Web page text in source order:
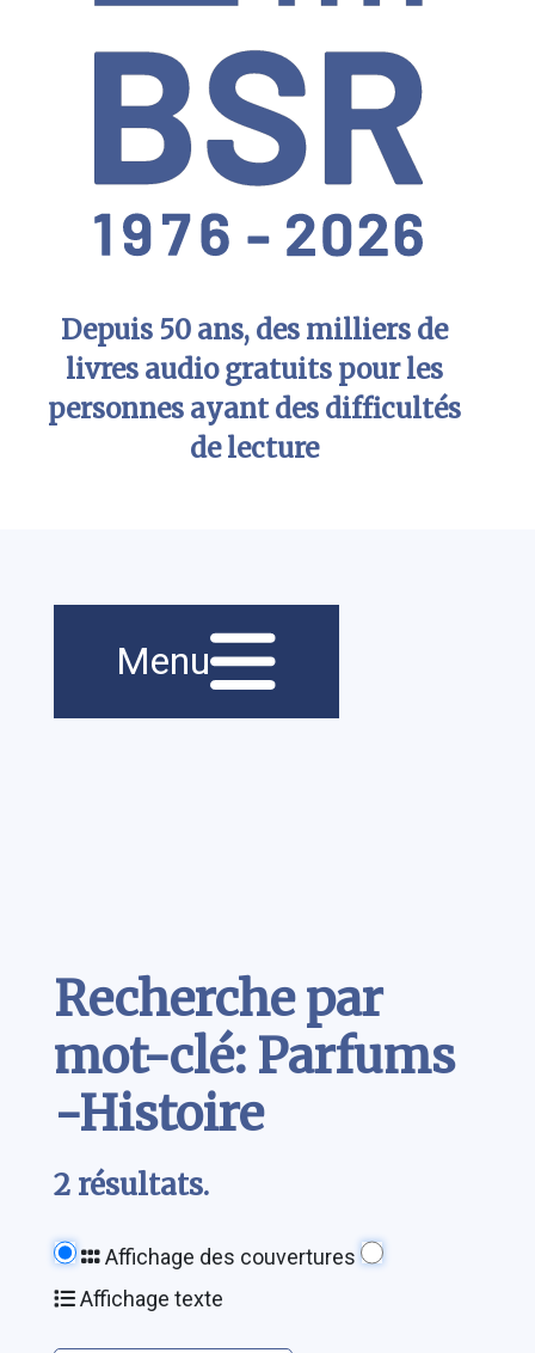
Depuis 50 ans, des milliers de
livres audio gratuits pour les
personnes ayant des difficultés
de lecture
principale
Menu
Recherche par
mot-clé: Parfums
-Histoire
2 résultats.
Affichage des couvertures
Affichage texte